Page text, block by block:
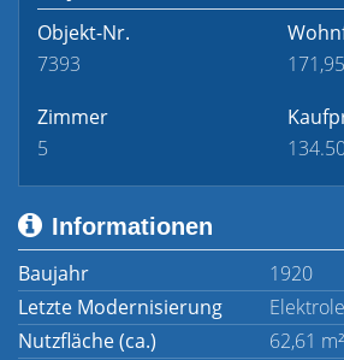
Objekt-Nr.
7393
Zimmer
5
Informationen
Baujahr
1920
Letzte Modernisierung
Nutzfläche (ca.)
62,61 m²